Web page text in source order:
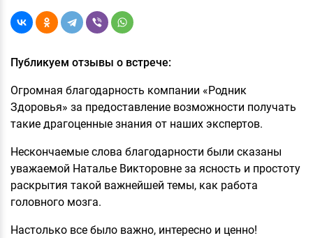
Публикуем отзывы о встрече:
Огромная благодарность компании «Родник
Здоровья» за предоставление возможности получать
такие драгоценные знания от наших экспертов.
Нескончаемые слова благодарности были сказаны
уважаемой Наталье Викторовне за ясность и простоту
раскрытия такой важнейшей темы, как работа
головного мозга.
Настолько все было важно, интересно и ценно!